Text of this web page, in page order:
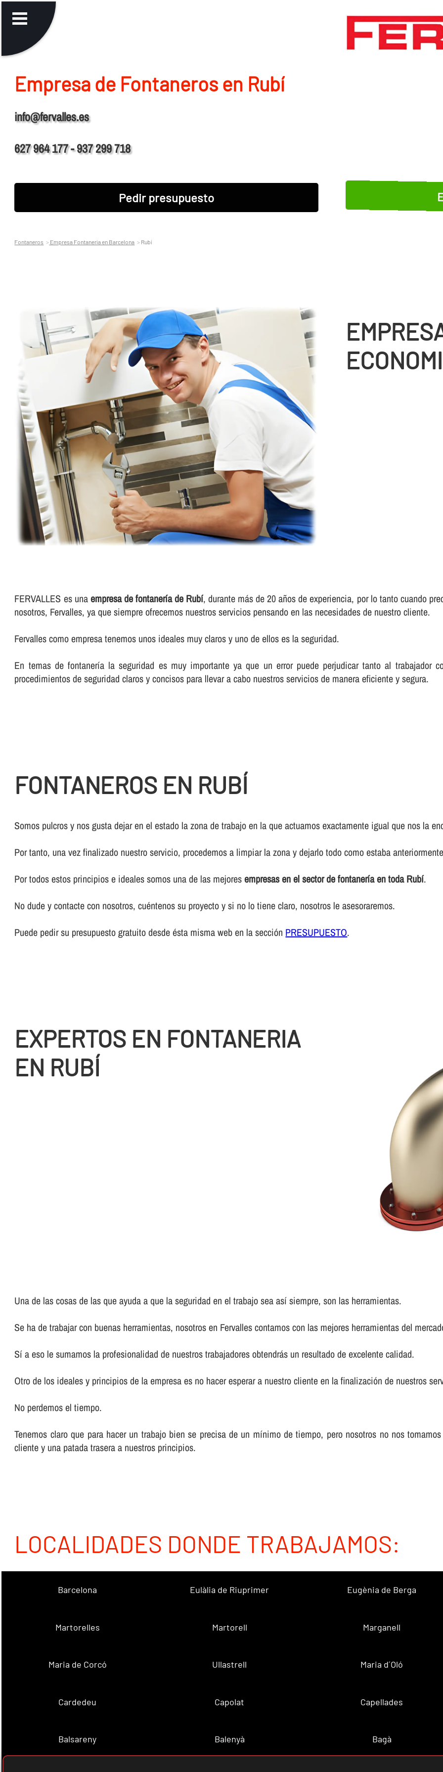
Empresa de Fontaneros en Rubí
info@fervalles.es
627 964 177 - 937 299 718
Pedir presupuesto
Fontaneros Empresa Fontaneria en Barcelona Rubí
FERVALLES es unaempresa de fontanerí­a de Rubí, durante más de 20 años de experiencia, por lo tanto cuando
nosotros, Fervalles, ya que siempre ofrecemos nuestros servicios pensando en las necesidades de nuestro cliente.
Fervalles como empresa tenemos unos ideales muy claros y uno de ellos es la seguridad.
En temas de fontanerí­a la seguridad es muy importante ya que un error puede perjudicar tanto al trabajador
procedimientos de seguridad claros y concisos para llevar a cabo nuestros servicios de manera eficiente y segura.
FONTANEROS EN RUBÍ
Somos pulcros y nos gusta dejar en el estado la zona de trabajo en la que actuamos exactamente igual que nos la
Por tanto, una vez finalizado nuestro servicio, procedemos a limpiar la zona y dejarlo todo como estaba
Por todos estos principios e ideales somos una de las mejoresempresas en el sector de fontanerí­a en toda Rubí.
No dude y contacte con nosotros, cuéntenos su proyecto y si no lo tiene claro, nosotros le asesoraremos.
Puede pedir su presupuesto gratuito desde ésta misma web en la sección PRESUPUESTO.
EXPERTOS EN FONTANERIA
EN RUBÍ
Una de las cosas de las que ayuda a que la seguridad en el trabajo sea así­ siempre, son las herramientas.
Se ha de trabajar con buenas herramientas, nosotros en Fervalles contamos con las mejores herramientas del
Sí­ a eso le sumamos la profesionalidad de nuestros trabajadores obtendrás un resultado de excelente calidad.
Otro de los ideales y principios de la empresa es no hacer esperar a nuestro cliente en la finalización de nuestros
No perdemos el tiempo.
Tenemos claro que para hacer un trabajo bien se precisa de un mí­nimo de tiempo, pero nosotros no nos
cliente y una patada trasera a nuestros principios.
LOCALIDADES DONDE TRABAJAMOS:
Barcelona Eulàlia de Riuprimer Eugènia de Berga
Martorelles Martorell Marganell
Maria de Corcó Ullastrell Maria d´Oló
Cardedeu Capolat Capellades
Balsareny Balenyà Bagà